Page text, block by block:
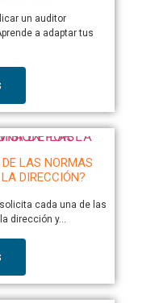
un auditor
a adaptar tus
LAS NORMAS
DIRECCIÓN?
cada una de las
dirección y…